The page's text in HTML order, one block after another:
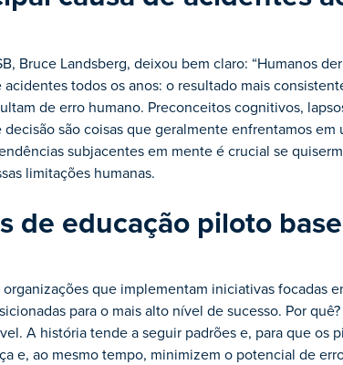
Bruce Landsberg, deixou bem claro: “Humanos
todos os anos: o resultado mais
de erro humano. Preconceitos cognitivos,
são coisas que geralmente enfrentamos em
subjacentes em mente é crucial se
limitações humanas.
de educação piloto
que implementam iniciativas focadas
para o mais alto nível de sucesso. Por
A história tende a seguir padrões e, para que os
e, ao mesmo tempo, minimizem o potencial de